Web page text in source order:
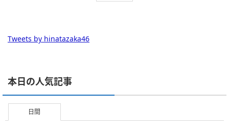
Tweets by hinatazaka46
本日の人気記事
日間